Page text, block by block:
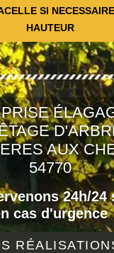
SI
HAUTEUR
AUX
54770
24h/24
cas d'urgence